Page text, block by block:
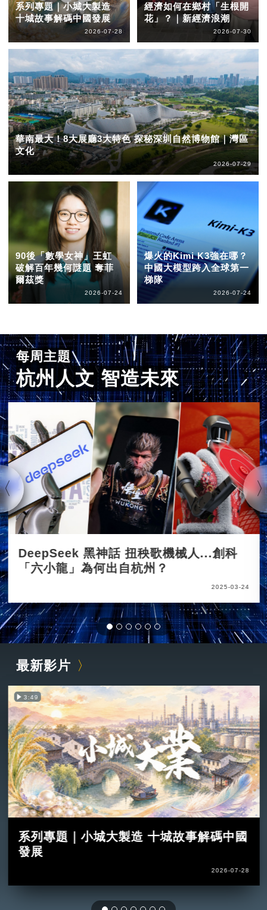
系列專題｜小城大製造
十城故事解碼中國發展
2026-07-28
經濟如何在鄉村「生根開
花」？｜新經濟浪潮
2026-07-30
華南最大！8大展廳3大特色 探秘深圳自然博物館｜灣區
文化
2026-07-29
90後「數學女神」王虹
破解百年幾何謎題 奪菲
爾茲獎
2026-07-24
爆火的Kimi K3強在哪？
中國大模型跨入全球第一
梯隊
2026-07-24
每周主題
杭州人文 智造未來
DeepSeek 黑神話 扭秧歌機械人...創科
「六小龍」為何出自杭州？
2025-03-24
最新影片
3:49
系列專題｜小城大製造 十城故事解碼中國
發展
2026-07-28